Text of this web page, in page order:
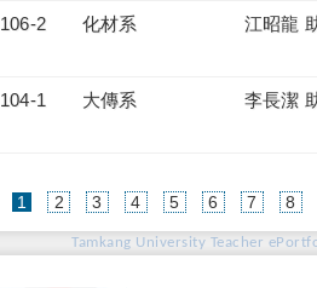
106-2 化材系 江昭龍
104-1 大傳系 李長潔
1 (current)
2 3 4 5 6 7 8
Tamkang University Teacher